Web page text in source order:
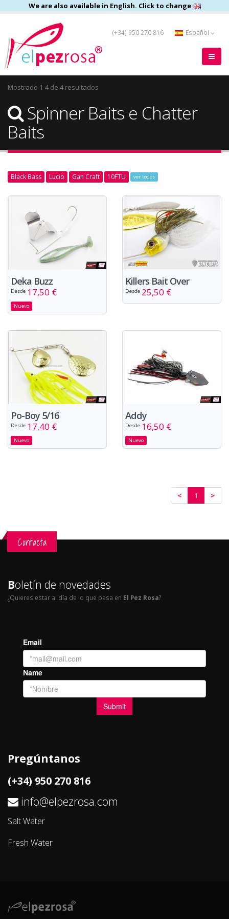
We are also available in English. Click to change
(+34) 950 270 816 Español
Mostrado 1-4 de 4 resultados
Spinner Baits e Chatter
Baits
Black Bass Lucio Gan Craft 10FTU ver todos
Deka Buzz
Desde 17,50 €
Nuevo
Killers Bait Over
Desde 25,50 €
Po-Boy 5/16
Desde 17,40 €
Nuevo
Addy
Desde 16,50 €
Nuevo
< 1 >
Contacta
Boletín de novedades
¿Quieres estar al día de lo que pasa en El Pez Rosa?
Pregúntanos
(+34) 950 270 816
info@elpezrosa.com
Salt Water
Fresh Water